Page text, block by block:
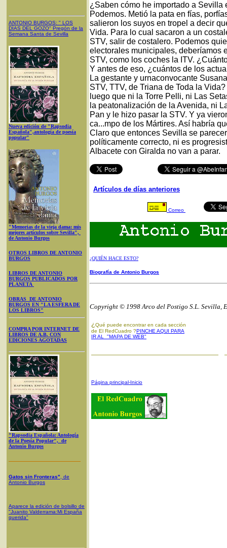
ANTONIO BURGOS: " LOS
DÍAS DEL GOZO" Pregón de la
Semana Santa de Sevilla
Nueva edición de "Rapsodia
Española",antología de poesía
popular"
"Memorias de la vieja dama: mis
mejores artículos sobre Sevilla",
de Antonio Burgos
OTROS LIBROS DE ANTONIO
BURGOS
LIBROS DE ANTONIO
BURGOS PUBLICADOS POR
PLANETA
OBRAS DE ANTONIO
BURGOS EN "LA ESFERA DE
LOS LIBROS"
COMPRA POR INTERNET DE
LIBROS DE A.B. CON
EDICIONES AGOTADAS
"Rapsodia Española: Antología
de la Poesía Popular", de
Antonio Burgos
Gatos sin Fronteras" , de
Antonio Burgos
Aparece la edición de bolsillo de
"Juanito Valderrama:Mi España
querida"
¿Saben cómo he importado a Sevilla
Podemos. Metió la pata en fías,
salieron los suyos en tropel a decir
Vida. Para lo cual sacaron a un
STV, salir de costalero. Podemos
electorales municipales, deberíamos
STV, como los coches la ITV.
Y antes de eso, ¿cuántos de los
La gestante y urnaconvocante
STV, TTV, de Triana de Toda la
luego que ni la Torre Pelli, ni Las
la peatonalización de la Avenida, ni
Pan y le hizo pasar la STV. Y ya
ca...mpo de los Mártires. Así habría
Claro que entonces Sevilla se
políticamente correcto, ni es
Albacete con Giralda no van a parar.
Artículos de días anteriores
Correo
¿QUIÉN HACE ESTO?
Biografía de Antonio Burgos
Copyright © 1998 Arco del Postigo S.L. Sevilla,
¿ Qué puede encontrar en cada sección
de El RedCuadro ?PINCHE AQUI PARA
IR AL "MAPA DE WEB"
Página principal-Inicio